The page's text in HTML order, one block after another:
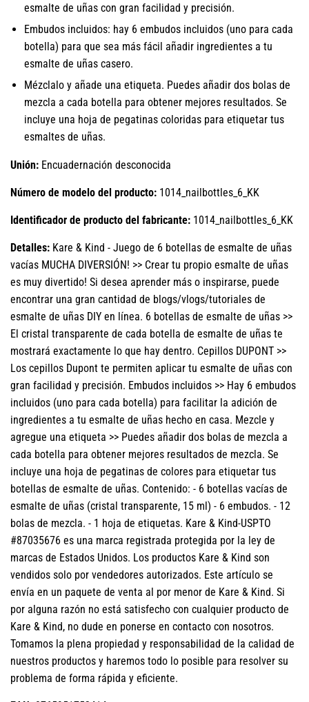
esmalte de uñas con gran facilidad y precisión.
Embudos incluidos: hay 6 embudos incluidos (uno para cada
botella) para que sea más fácil añadir ingredientes a tu
esmalte de uñas casero.
Mézclalo y añade una etiqueta. Puedes añadir dos bolas de
mezcla a cada botella para obtener mejores resultados. Se
incluye una hoja de pegatinas coloridas para etiquetar tus
esmaltes de uñas.
Unión: Encuadernación desconocida
Número de modelo del producto: 1014_nailbottles_6_KK
Identificador de producto del fabricante: 1014_nailbottles_6_KK
Detalles: Kare & Kind - Juego de 6 botellas de esmalte de uñas
vacías MUCHA DIVERSIÓN! >> Crear tu propio esmalte de uñas
es muy divertido! Si desea aprender más o inspirarse, puede
encontrar una gran cantidad de blogs/vlogs/tutoriales de
esmalte de uñas DIY en línea. 6 botellas de esmalte de uñas >>
El cristal transparente de cada botella de esmalte de uñas te
mostrará exactamente lo que hay dentro. Cepillos DUPONT >>
Los cepillos Dupont te permiten aplicar tu esmalte de uñas con
gran facilidad y precisión. Embudos incluidos >> Hay 6 embudos
incluidos (uno para cada botella) para facilitar la adición de
ingredientes a tu esmalte de uñas hecho en casa. Mezcle y
agregue una etiqueta >> Puedes añadir dos bolas de mezcla a
cada botella para obtener mejores resultados de mezcla. Se
incluye una hoja de pegatinas de colores para etiquetar tus
botellas de esmalte de uñas. Contenido: - 6 botellas vacías de
esmalte de uñas (cristal transparente, 15 ml) - 6 embudos. - 12
bolas de mezcla. - 1 hoja de etiquetas. Kare & Kind-USPTO
#87035676 es una marca registrada protegida por la ley de
marcas de Estados Unidos. Los productos Kare & Kind son
vendidos solo por vendedores autorizados. Este artículo se
envía en un paquete de venta al por menor de Kare & Kind. Si
por alguna razón no está satisfecho con cualquier producto de
Kare & Kind, no dude en ponerse en contacto con nosotros.
Tomamos la plena propiedad y responsabilidad de la calidad de
nuestros productos y haremos todo lo posible para resolver su
problema de forma rápida y eficiente.